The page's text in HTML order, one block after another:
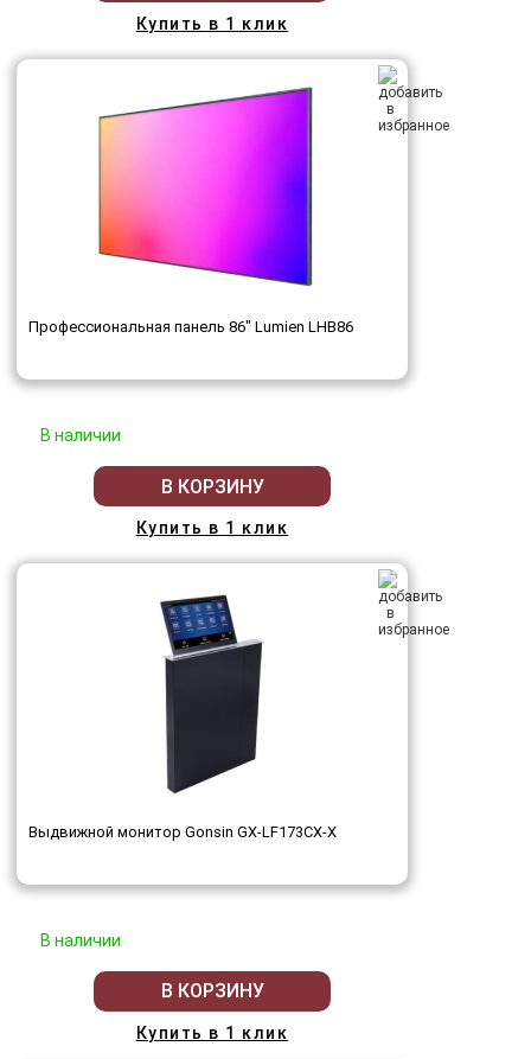
Купить в 1 клик
Профессиональная панель 86" Lumien LHB86
В наличии
В КОРЗИНУ
Купить в 1 клик
Выдвижной монитор Gonsin GX-LF173CX-X
В наличии
В КОРЗИНУ
Купить в 1 клик